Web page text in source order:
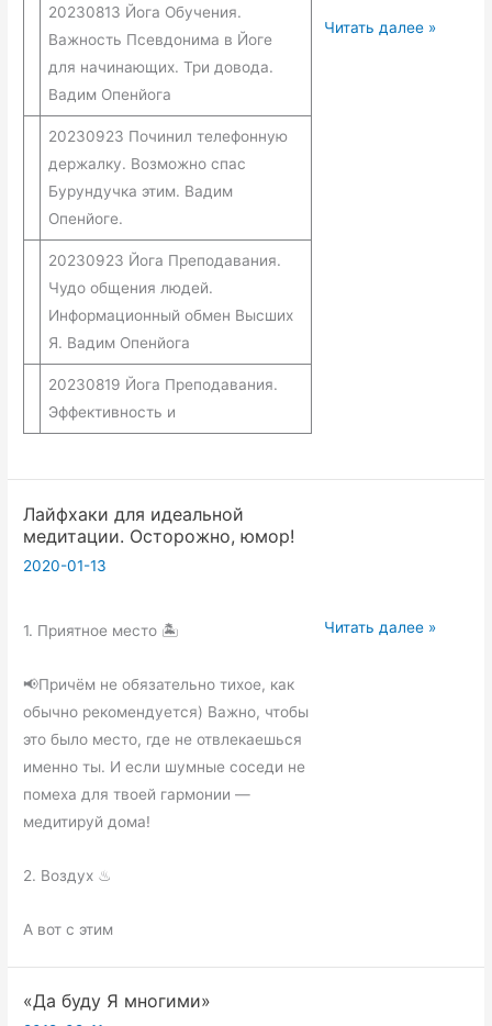
20230813 Йога Обучения.
Важность Псевдонима в Йоге
для начинающих. Три довода.
Вадим Опенйога
20230923 Починил телефонную
держалку. Возможно спас
Бурундучка этим. Вадим
Опенйоге.
20230923 Йога Преподавания.
Чудо общения людей.
Информационный обмен Высших
Я. Вадим Опенйога
20230819 Йога Преподавания.
Эффективность и
Открытая
Читать далее »
Лайфхаки для идеальной
медитации. Осторожно, юмор!
2020-01-13
1. Приятное место 🏝
📢Причём не обязательно тихое, как
обычно рекомендуется) Важно, чтобы
это было место, где не отвлекаешься
именно ты. И если шумные соседи не
помеха для твоей гармонии —
медитируй дома!
2. Воздух ♨
А вот с этим
Лайфхаки
Читать далее »
«Да буду Я многими»